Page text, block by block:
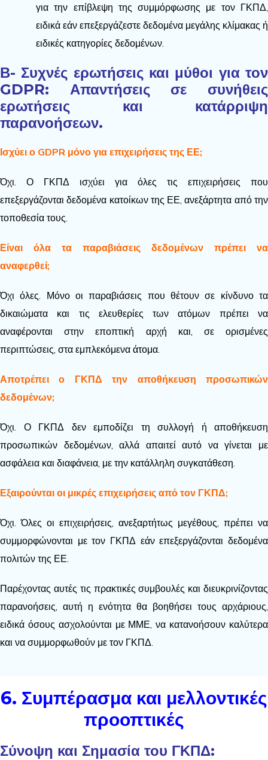
για την επίβλεψη της συμμόρφωσης με τον ΓΚΠΔ,
ειδικά εάν επεξεργάζεστε δεδομένα μεγάλης κλίμακας ή
ειδικές κατηγορίες δεδομένων.
Β- Συχνές ερωτήσεις και μύθοι για τον
GDPR: Απαντήσεις σε συνήθεις
ερωτήσεις και κατάρριψη
παρανοήσεων.
Ισχύει ο GDPR μόνο για επιχειρήσεις της ΕΕ;
Όχι. Ο ΓΚΠΔ ισχύει για όλες τις επιχειρήσεις που
επεξεργάζονται δεδομένα κατοίκων της ΕΕ, ανεξάρτητα από την
τοποθεσία τους.
Είναι όλα τα παραβιάσεις δεδομένων πρέπει να
αναφερθεί;
Όχι όλες. Μόνο οι παραβιάσεις που θέτουν σε κίνδυνο τα
δικαιώματα και τις ελευθερίες των ατόμων πρέπει να
αναφέρονται στην εποπτική αρχή και, σε ορισμένες
περιπτώσεις, στα εμπλεκόμενα άτομα.
Αποτρέπει ο ΓΚΠΔ την αποθήκευση προσωπικών
δεδομένων;
Όχι. Ο ΓΚΠΔ δεν εμποδίζει τη συλλογή ή αποθήκευση
προσωπικών δεδομένων, αλλά απαιτεί αυτό να γίνεται με
ασφάλεια και διαφάνεια, με την κατάλληλη συγκατάθεση.
Εξαιρούνται οι μικρές επιχειρήσεις από τον ΓΚΠΔ;
Όχι. Όλες οι επιχειρήσεις, ανεξαρτήτως μεγέθους, πρέπει να
συμμορφώνονται με τον ΓΚΠΔ εάν επεξεργάζονται δεδομένα
πολιτών της ΕΕ.
Παρέχοντας αυτές τις πρακτικές συμβουλές και διευκρινίζοντας
παρανοήσεις, αυτή η ενότητα θα βοηθήσει τους αρχάριους,
ειδικά όσους ασχολούνται με ΜΜΕ, να κατανοήσουν καλύτερα
και να συμμορφωθούν με τον ΓΚΠΔ.
6. Συμπέρασμα και μελλοντικές
προοπτικές
Σύνοψη και Σημασία του ΓΚΠΔ: